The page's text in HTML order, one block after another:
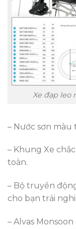
Xe đạp leo
– Nước sơn màu
– Khung Xe
toàn.
– Bộ truyền
cho bạn trải
– Alvas